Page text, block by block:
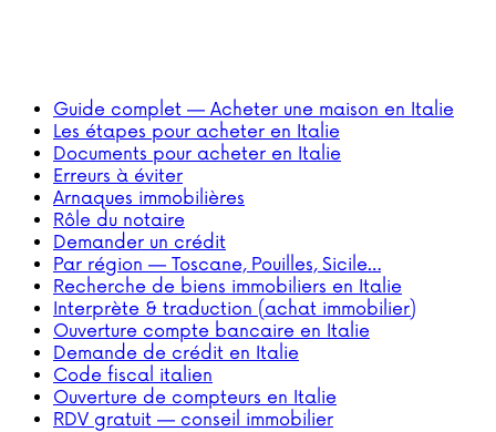
Guide complet — Acheter une maison en Italie
Les étapes pour acheter en Italie
Documents pour acheter en Italie
Erreurs à éviter
Arnaques immobilières
Rôle du notaire
Demander un crédit
Par région — Toscane, Pouilles, Sicile…
Recherche de biens immobiliers en Italie
Interprète & traduction (achat immobilier)
Ouverture compte bancaire en Italie
Demande de crédit en Italie
Code fiscal italien
Ouverture de compteurs en Italie
RDV gratuit — conseil immobilier